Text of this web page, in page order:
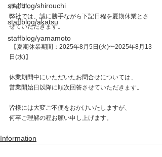
staffblog/shirouchi
staffblog/akatsu
staffblog/yamamoto
げます。
弊社では、誠に勝手ながら下記日程を夏期休業とさ
せていただきます。
【夏期休業期間：2025年8月5日(火)〜2025年8月13
日(水)】
休業期間中にいただいたお問合せについては、
営業開始日以降に順次回答させていただきます。
皆様には大変ご不便をおかけいたしますが、
何卒ご理解の程お願い申し上げます。
Information